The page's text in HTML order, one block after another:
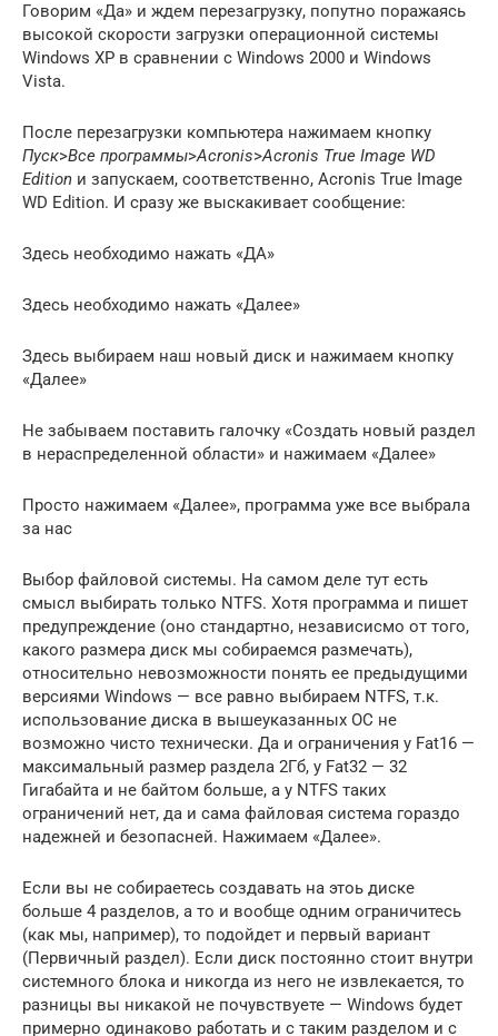
Говорим «Да» и ждем перезагрузку, попутно поражаясь
высокой скорости загрузки операционной системы
Windows XP в сравнении с Windows 2000 и Windows
Vista.
После перезагрузки компьютера нажимаем кнопку
Пуск>Все программы>Acronis>Acronis True Image WD
Edition и запускаем, соответственно, Acronis True Image
WD Edition. И сразу же выскакивает сообщение:
Здесь необходимо нажать «ДА»
Здесь необходимо нажать «Далее»
Здесь выбираем наш новый диск и нажимаем кнопку
«Далее»
Не забываем поставить галочку «Создать новый раздел
в нераспределенной области» и нажимаем «Далее»
Просто нажимаем «Далее», программа уже все выбрала
за нас
Выбор файловой системы. На самом деле тут есть
смысл выбирать только NTFS. Хотя программа и пишет
предупреждение (оно стандартно, независисмо от того,
какого размера диск мы собираемся размечать),
относительно невозможности понять ее предыдущими
версиями Windows — все равно выбираем NTFS, т.к.
использование диска в вышеуказанных ОС не
возможно чисто технически. Да и ограничения у Fat16 —
максимальный размер раздела 2Гб, у Fat32 — 32
Гигабайта и не байтом больше, а у NTFS таких
ограничений нет, да и сама файловая система гораздо
надежней и безопасней. Нажимаем «Далее».
Если вы не собираетесь создавать на этоь диске
больше 4 разделов, а то и вообще одним ограничитесь
(как мы, например), то подойдет и первый вариант
(Первичный раздел). Если диск постоянно стоит внутри
системного блока и никогда из него не извлекается, то
разницы вы никакой не почувствуете — Windows будет
примерно одинаково работать и с таким разделом и с